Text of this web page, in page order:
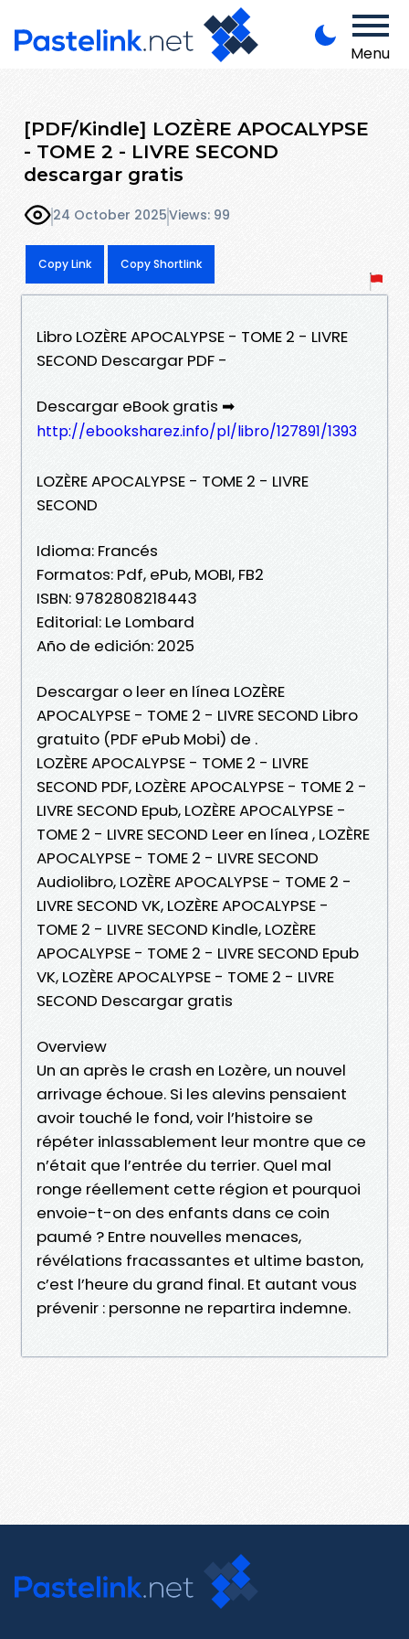
Menu
[PDF/Kindle] LOZÈRE APOCALYPSE
- TOME 2 - LIVRE SECOND
descargar gratis
24 October 2025Views: 99
Copy Link Copy Shortlink
Libro LOZÈRE APOCALYPSE - TOME 2 - LIVRE
SECOND Descargar PDF -
Descargar eBook gratis ➡
http://ebooksharez.info/pl/libro/127891/1393
LOZÈRE APOCALYPSE - TOME 2 - LIVRE
SECOND
Idioma: Francés
Formatos: Pdf, ePub, MOBI, FB2
ISBN: 9782808218443
Editorial: Le Lombard
Año de edición: 2025
Descargar o leer en línea LOZÈRE
APOCALYPSE - TOME 2 - LIVRE SECOND Libro
gratuito (PDF ePub Mobi) de .
LOZÈRE APOCALYPSE - TOME 2 - LIVRE
SECOND PDF, LOZÈRE APOCALYPSE - TOME 2 -
LIVRE SECOND Epub, LOZÈRE APOCALYPSE -
TOME 2 - LIVRE SECOND Leer en línea , LOZÈRE
APOCALYPSE - TOME 2 - LIVRE SECOND
Audiolibro, LOZÈRE APOCALYPSE - TOME 2 -
LIVRE SECOND VK, LOZÈRE APOCALYPSE -
TOME 2 - LIVRE SECOND Kindle, LOZÈRE
APOCALYPSE - TOME 2 - LIVRE SECOND Epub
VK, LOZÈRE APOCALYPSE - TOME 2 - LIVRE
SECOND Descargar gratis
Overview
Un an après le crash en Lozère, un nouvel
arrivage échoue. Si les alevins pensaient
avoir touché le fond, voir l’histoire se
répéter inlassablement leur montre que ce
n’était que l’entrée du terrier. Quel mal
ronge réellement cette région et pourquoi
envoie-t-on des enfants dans ce coin
paumé ? Entre nouvelles menaces,
révélations fracassantes et ultime baston,
c’est l’heure du grand final. Et autant vous
prévenir : personne ne repartira indemne.